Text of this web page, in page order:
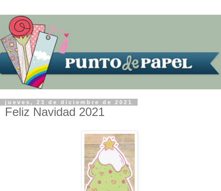
jueves, 23 de diciembre de 2021
Feliz Navidad 2021